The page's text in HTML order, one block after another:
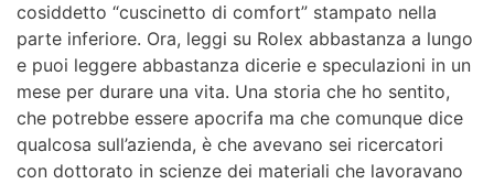
cosiddetto “cuscinetto di comfort” stampato nella
parte inferiore. Ora, leggi su Rolex abbastanza a lungo
e puoi leggere abbastanza dicerie e speculazioni in un
mese per durare una vita. Una storia che ho sentito,
che potrebbe essere apocrifa ma che comunque dice
qualcosa sull’azienda, è che avevano sei ricercatori
con dottorato in scienze dei materiali che lavoravano